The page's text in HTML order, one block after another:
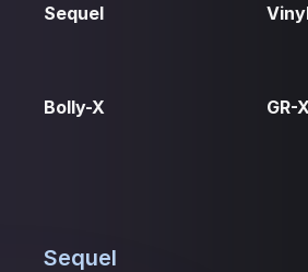
Sequel
Bolly-X GR-
Sequel